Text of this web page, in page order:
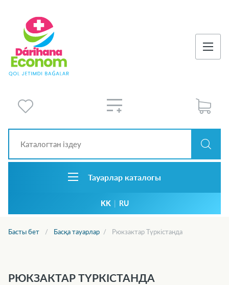
Тауарлар каталогы
KK | RU
Басты бет Басқа тауарлар Рюкзактар Түркістанда
РЮКЗАКТАР ТҮРКІСТАНДА